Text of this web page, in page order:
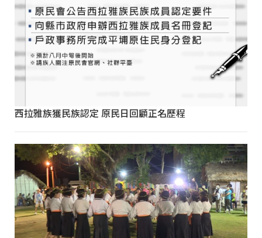
西拉雅族獲民族認定 原民日回顧正名歷程